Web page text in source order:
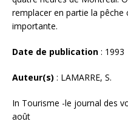
remplacer en partie la
importante.
Date de publication : 1993
Auteur(s) : LAMARRE, S.
In Tourisme -le journal des
août